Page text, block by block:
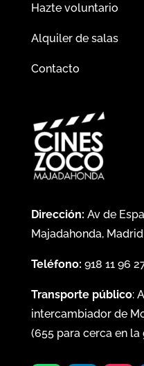
Hazte voluntario
Alquiler de salas
Contacto
Dirección: Av de
Majadahonda, Madrid
Teléfono: 918 11 96
Transporte público:
intercambiador de
(655para cerca en la